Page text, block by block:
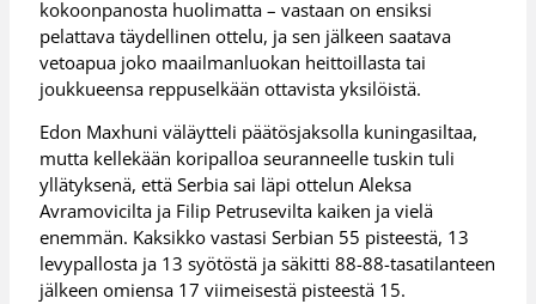
kokoonpanosta huolimatta – vastaan on ensiksi
pelattava täydellinen ottelu, ja sen jälkeen saatava
vetoapua joko maailmanluokan heittoillasta tai
joukkueensa reppuselkään ottavista yksilöistä.
Edon Maxhuni väläytteli päätösjaksolla kuningasiltaa,
mutta kellekään koripalloa seuranneelle tuskin tuli
yllätyksenä, että Serbia sai läpi ottelun Aleksa
Avramovicilta ja Filip Petrusevilta kaiken ja vielä
enemmän. Kaksikko vastasi Serbian 55 pisteestä, 13
levypallosta ja 13 syötöstä ja säkitti 88-88-tasatilanteen
jälkeen omiensa 17 viimeisestä pisteestä 15.